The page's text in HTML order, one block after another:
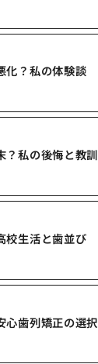
化？私の体験談
？私の後悔と教訓
校生活と歯並び
心歯列矯正の選択